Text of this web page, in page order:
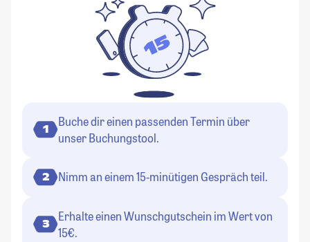
1
Buche dir einen passenden Termin über
unser Buchungstool.
2 Nimm an einem 15-minütigen Gespräch teil.
3
Erhalte einen Wunschgutschein im Wert von
15€.